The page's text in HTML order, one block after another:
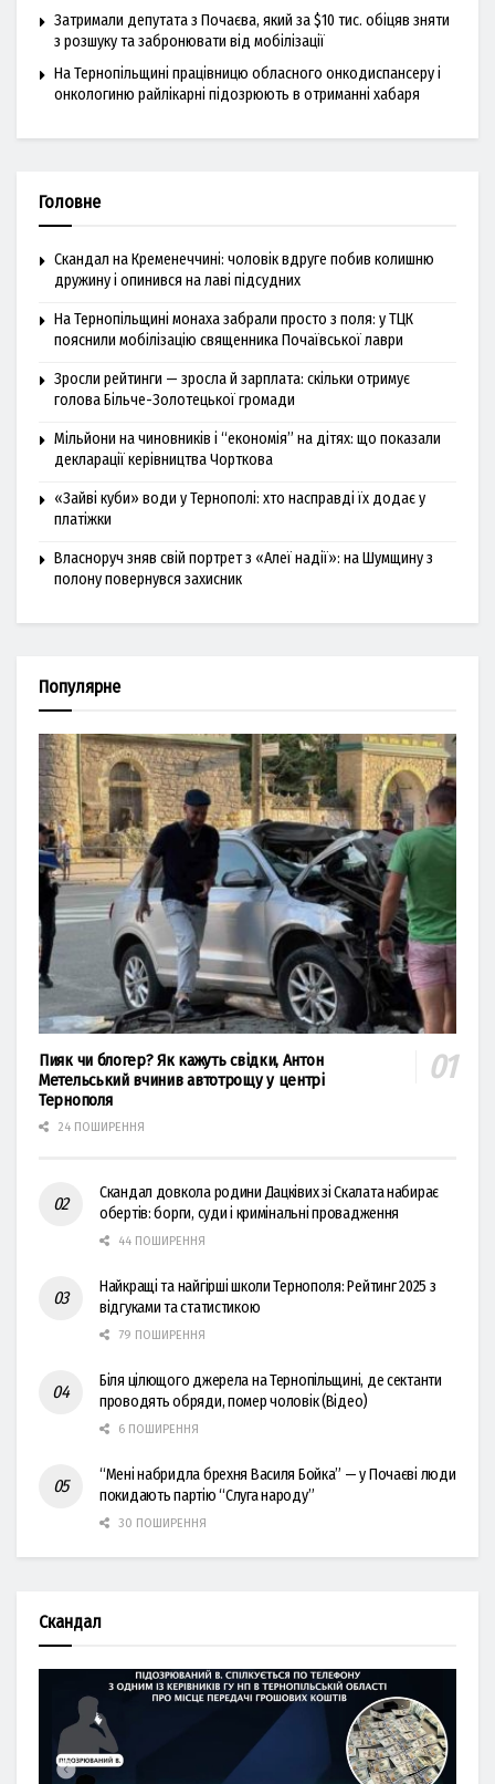
Затримали депутата з Почаєва, який за $10 тис. обіцяв зняти
з розшуку та забронювати від мобілізації
На Тернопільщині працівницю обласного онкодиспансеру і
онкологиню райлікарні підозрюють в отриманні хабаря
Головне
Скандал на Кременеччині: чоловік вдруге побив колишню
дружину і опинився на лаві підсудних
На Тернопільщині монаха забрали просто з поля: у ТЦК
пояснили мобілізацію священника Почаївської лаври
Зросли рейтинги — зросла й зарплата: скільки отримує
голова Більче-Золотецької громади
Мільйони на чиновників і “економія” на дітях: що показали
декларації керівництва Чорткова
«Зайві куби» води у Тернополі: хто насправді їх додає у
платіжки
Власноруч зняв свій портрет з «Алеї надії»: на Шумщину з
полону повернувся захисник
Популярне
Пияк чи блогер? Як кажуть свідки, Антон
Метельський вчинив автотрощу у центрі
Тернополя
24 ПОШИРЕННЯ
Скандал довкола родини Дацківих зі Скалата набирає
обертів: борги, суди і кримінальні провадження
44 ПОШИРЕННЯ
Найкращі та найгірші школи Тернополя: Рейтинг 2025 з
відгуками та статистикою
79 ПОШИРЕННЯ
Біля цілющого джерела на Тернопільщині, де сектанти
проводять обряди, помер чоловік (Відео)
6 ПОШИРЕННЯ
“Мені набридла брехня Василя Бойка” — у Почаєві люди
покидають партію “Слуга народу”
30 ПОШИРЕННЯ
Скандал